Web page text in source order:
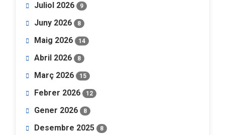
Juliol 2026 9
Juny 2026 8
Maig 2026 14
Abril 2026 8
Març 2026 15
Febrer 2026 12
Gener 2026 8
Desembre 2025 8